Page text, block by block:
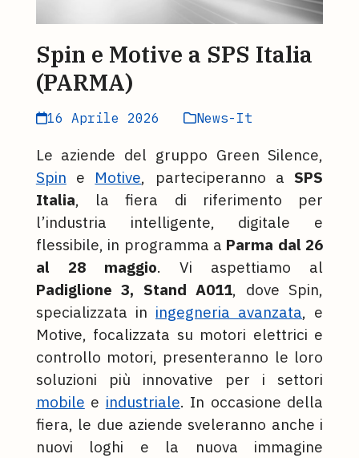
Spin e Motive a SPS Italia
(PARMA)
16 Aprile 2026 News-It
Le aziende del gruppo Green Silence,
Spin e Motive, parteciperanno aSPS
Italia, la fiera di riferimento per
l’industria intelligente, digitale e
flessibile, in programma a Parma dal 26
al 28 maggio. Vi aspettiamo al
Padiglione 3, Stand A011, dove Spin,
specializzata in ingegneria avanzata, e
Motive, focalizzata su motori elettrici e
controllo motori, presenteranno le loro
soluzioni più innovative per i settori
mobile e industriale. In occasione della
fiera, le due aziende sveleranno anche i
nuovi loghi e la nuova immagine